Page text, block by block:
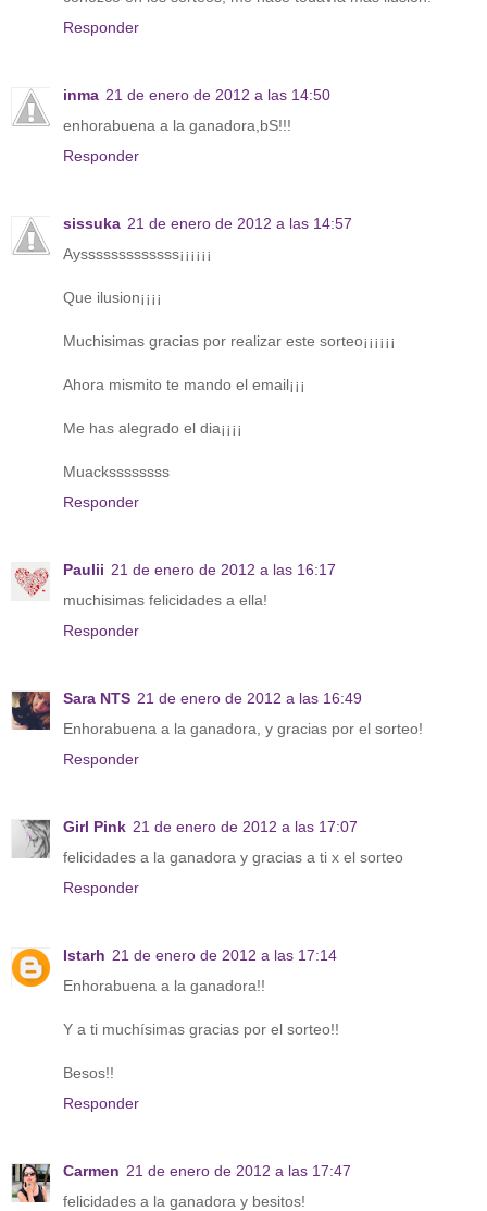
Responder
inma 21 de enero de 2012 a las 14:50
enhorabuena a la ganadora,bS!!!
Responder
sissuka 21 de enero de 2012 a las 14:57
Aysssssssssssss¡¡¡¡¡¡
Que ilusion¡¡¡¡
Muchisimas gracias por realizar este sorteo¡¡¡¡¡¡
Ahora mismito te mando el email¡¡¡
Me has alegrado el dia¡¡¡¡
Muackssssssss
Responder
Paulii 21 de enero de 2012 a las 16:17
muchisimas felicidades a ella!
Responder
Sara NTS 21 de enero de 2012 a las 16:49
Enhorabuena a la ganadora, y gracias por el sorteo!
Responder
Girl Pink 21 de enero de 2012 a las 17:07
felicidades a la ganadora y gracias a ti x el sorteo
Responder
Istarh 21 de enero de 2012 a las 17:14
Enhorabuena a la ganadora!!
Y a ti muchísimas gracias por el sorteo!!
Besos!!
Responder
Carmen 21 de enero de 2012 a las 17:47
felicidades a la ganadora y besitos!